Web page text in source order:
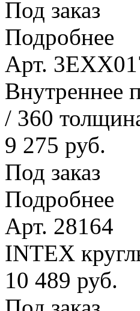
Под заказ
Подробнее
Арт.
Внутреннее
/ 360
9 275 руб.
Под заказ
Подробнее
Арт. 28164
INTEX
10 489 руб.